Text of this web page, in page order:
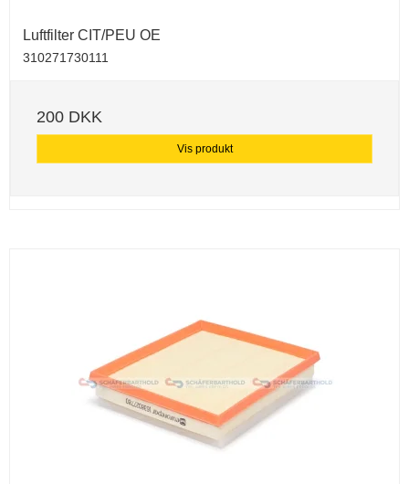
Luftfilter CIT/PEU OE
310271730111
200 DKK
Vis produkt